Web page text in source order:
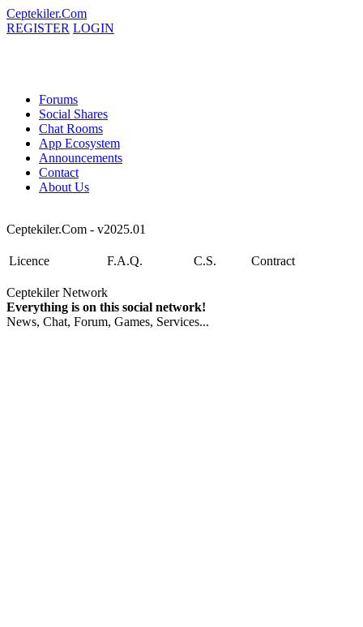
Ceptekiler.Com
REGISTER LOGIN
Forums
Social Shares
Chat Rooms
App Ecosystem
Announcements
Contact
About Us
Ceptekiler.Com - v2025.01
Licence F.A.Q. C.S. Contract
Ceptekiler Network
Everything is on this social network!
News, Chat, Forum, Games, Services...